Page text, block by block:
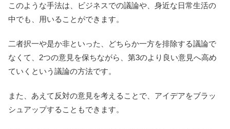
このような手法は、ビジネスでの議論や、身近な日常生活の
中でも、用いることができます。
二者択一や是か非といった、どちらか一方を排除する議論で
なくて、2つの意見を保ちながら、第3のより良い意見へ高め
ていくという議論の方法です。
また、あえて反対の意見を考えることで、アイデアをブラッ
シュアップすることもできます。